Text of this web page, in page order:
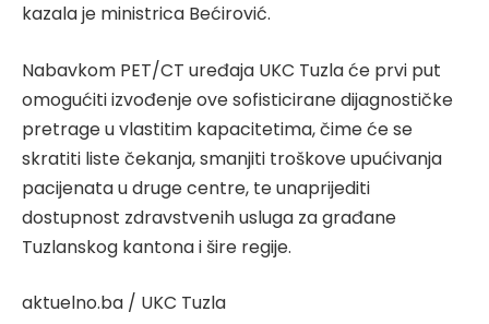
kazala je ministrica Bećirović.
Nabavkom PET/CT uređaja UKC Tuzla će prvi put
omogućiti izvođenje ove sofisticirane dijagnostičke
pretrage u vlastitim kapacitetima, čime će se
skratiti liste čekanja, smanjiti troškove upućivanja
pacijenata u druge centre, te unaprijediti
dostupnost zdravstvenih usluga za građane
Tuzlanskog kantona i šire regije.
aktuelno.ba / UKC Tuzla